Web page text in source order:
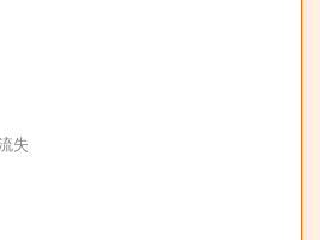
失